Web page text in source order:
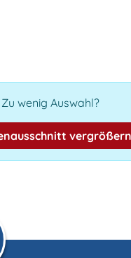
wenig Auswahl?
vergrößern